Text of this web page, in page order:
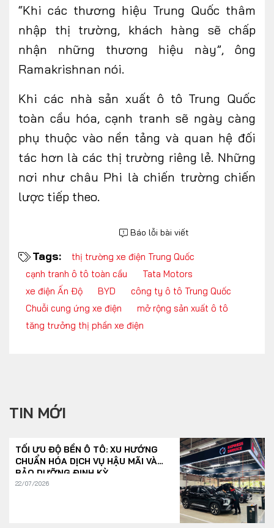
“Khi các thương hiệu Trung Quốc thâm
nhập thị trường, khách hàng sẽ chấp
nhận những thương hiệu này”, ông
Ramakrishnan nói.
Khi các nhà sản xuất ô tô Trung Quốc
toàn cầu hóa, cạnh tranh sẽ ngày càng
phụ thuộc vào nền tảng và quan hệ đối
tác hơn là các thị trường riêng lẻ. Những
nơi như châu Phi là chiến trường chiến
lược tiếp theo.
Báo lỗi bài viết
Tags:
thị trường xe điện Trung Quốc
cạnh tranh ô tô toàn cầu
Tata Motors
xe điện Ấn Độ
BYD
công ty ô tô Trung Quốc
Chuỗi cung ứng xe điện
mở rộng sản xuất ô tô
tăng trưởng thị phần xe điện
TIN MỚI
TỐI ƯU ĐỘ BỀN Ô TÔ: XU HƯỚNG
CHUẨN HÓA DỊCH VỤ HẬU MÃI VÀ
BẢO DƯỠNG ĐỊNH KỲ
22/07/2026